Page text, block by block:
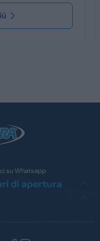
su Whatsapp
di apertura